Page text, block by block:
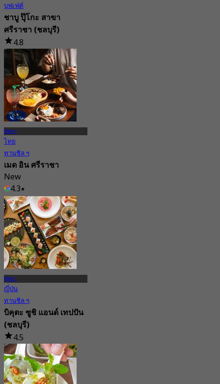
บุฟเฟ่ต์
ชาบู ปุ๊โกะ สาขา
ศรีราชา (ชลบุรี)
4.8
355 การจอง
จาก฿ 499
พัทยา
ไทย
ทานชิล ๆ
เมด อิน ศรีราชา
New
4.3
จาก฿ 172.5
พัทยา
ญี่ปุ่น
ทานชิล ๆ
บิคุตะ ซูชิ แอนด์ เทปปัน
(ชลบุรี)
4.5
47 การจอง
จาก฿ 574.5